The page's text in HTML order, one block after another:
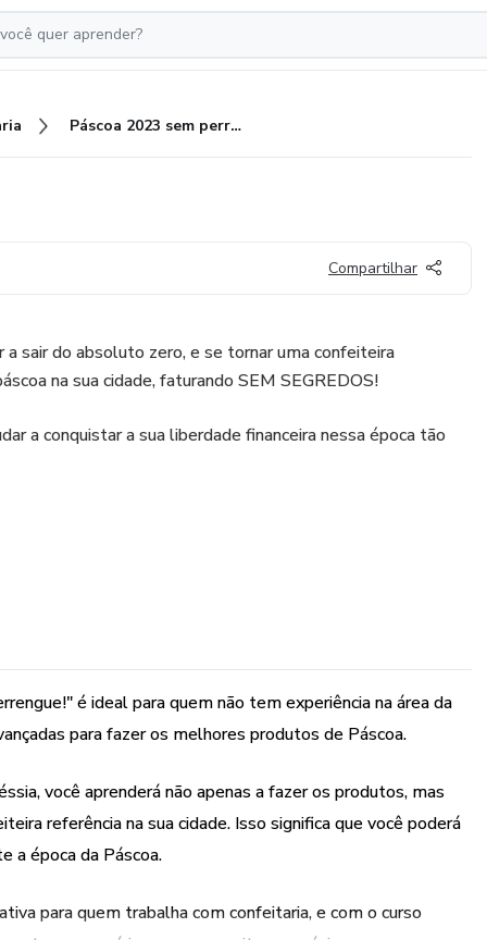
Páscoa 2023 sem perrengue!
Compartilhar
a sair do absoluto zero, e se tornar uma confeiteira
na sua cidade, faturando SEM SEGREDOS!
a conquistar a sua liberdade financeira nessa época tão
é ideal para quem não tem experiência na área da
para fazer os melhores produtos de Páscoa.
você aprenderá não apenas a fazer os produtos, mas
referência na sua cidade. Isso significa que você poderá
a época da Páscoa.
para quem trabalha com confeitaria, e com o curso